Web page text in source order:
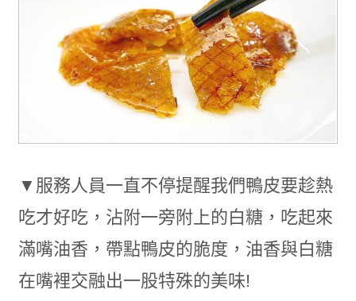
▼服務人員一直不停提醒我們鴨皮要趁熱
吃才好吃，沾附一旁附上的白糖，吃起來
滿嘴油香，帶點鴨皮的脆度，油香與白糖
在嘴裡交融出一股特殊的美味!